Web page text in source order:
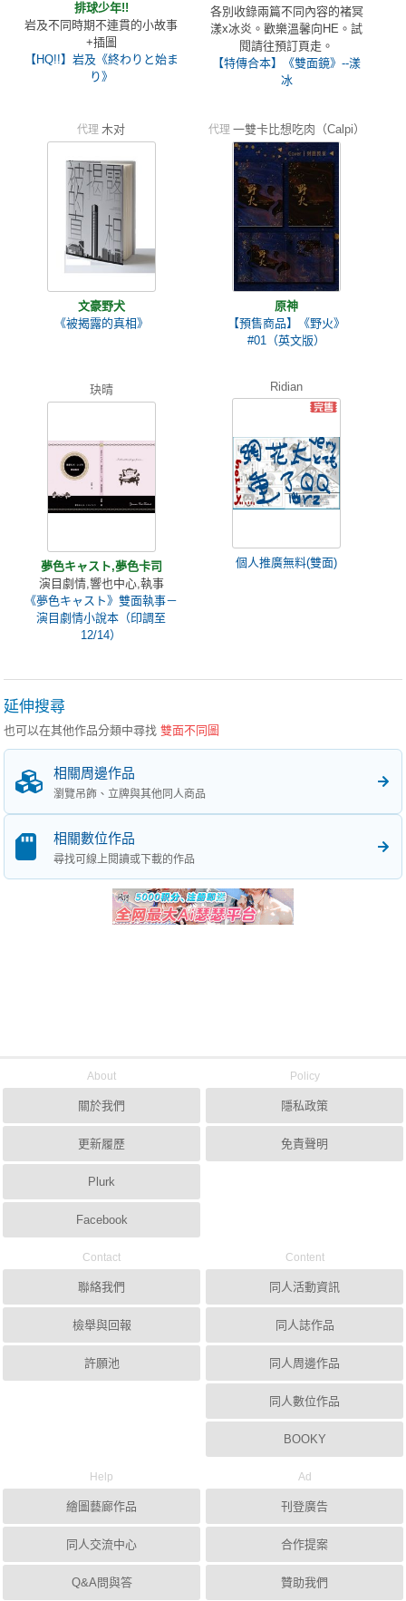
排球少年!!
岩及不同時期不連貫的小故事
+插圖
【HQ!!】岩及《終わりと始ま
り》
各別收錄兩篇不同內容的褚冥
漾x冰炎。歡樂溫馨向HE。試
閱請往預訂頁走。
【特傳合本】《雙面鏡》--漾
冰
代理 木对
文豪野犬
《被揭露的真相》
代理 一雙卡比想吃肉（Calpi）
原神
【預售商品】《野火》
#01（英文版）
玦晴
夢色キャスト,夢色卡司
演目劇情,響也中心,執事
《夢色キャスト》雙面執事－
演目劇情小說本（印調至
12/14）
Ridian
個人推廣無料(雙面)
延伸搜尋
也可以在其他作品分類中尋找雙面不同圖
相關周邊作品
瀏覽吊飾、立牌與其他同人商品
相關數位作品
尋找可線上閱讀或下載的作品
About
關於我們
更新履歷
Plurk
Facebook
Policy
隱私政策
免責聲明
Contact
聯絡我們
檢舉與回報
許願池
Content
同人活動資訊
同人誌作品
同人周邊作品
同人數位作品
BOOKY
Help
繪圖藝廊作品
同人交流中心
Q&A問與答
Ad
刊登廣告
合作提案
贊助我們